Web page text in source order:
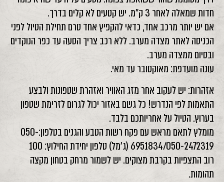
חדות שמאלה לאחר 3 ק"מ. יש קטעים לא קלים בדרך.
אם יש יותר מרכב אחד, כדאי להקפיץ אחד טרם תחילת הטיול לפני
הכניסה לאתר מצדה מערב. ללא רכב צריך הסעה עד כפר הנוקדים
ובסיום ממצדה מערב.
עונה מועדפת: מאוקטובר עד מאי.
אזהרות: יש לעקוב אחר מזג האוויר ואזהרת שטפונות ולבצע
התאמות לפי הנדרש! כל גשם באזור יכול לגרום לזרימת שטפון
בערוץ. הטיול על אחריותכם בלבד.
מומלץ לתאם מראש עם פקח רשות הטבע והגנים בטלפון:050-
6951834/050-2472319 (ג'מל) טלפון יחידת החילוץ: 100
רוב התצפיות בקרבת מצוקים. יש לשמור מרחק בטחון מקצה
תהומות.